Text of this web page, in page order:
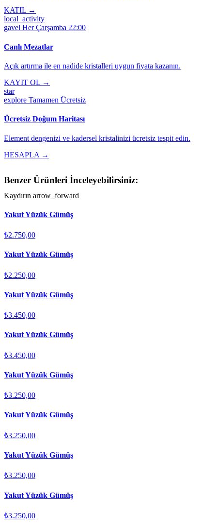
KATIL →
local_activity
gavel Her Çarşamba 22:00
Canlı Mezatlar
Açık artırma ile en nadide kristalleri uygun fiyata kazanın.
KAYIT OL →
star
explore Tamamen Ücretsiz
Ücretsiz Doğum Haritası
Element dengenizi ve kadersel kristalinizi ücretsiz tespit edin.
HESAPLA →
Benzer Ürünleri İnceleyebilirsiniz:
Kaydırın arrow_forward
Yakut Yüzük Gümüş
₺2.750,00
Yakut Yüzük Gümüş
₺2.250,00
Yakut Yüzük Gümüş
₺3.450,00
Yakut Yüzük Gümüş
₺3.450,00
Yakut Yüzük Gümüş
₺3.250,00
Yakut Yüzük Gümüş
₺3.250,00
Yakut Yüzük Gümüş
₺3.250,00
Yakut Yüzük Gümüş
₺3.250,00